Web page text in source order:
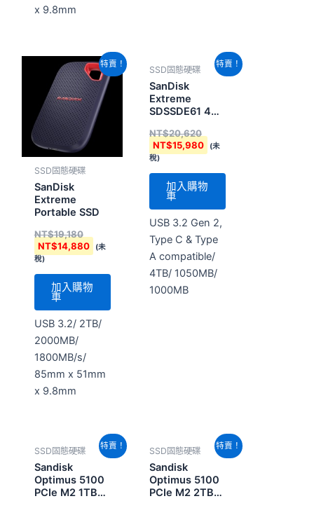
x 9.8mm
特賣！
SSD固態硬碟
SanDisk
Extreme
Portable SSD
NT$19,180
原
始
價
格：
NT$19,180。
NT$14,880
目
前
價
格：
NT$14,880。
(未
稅)
加入購物
車
USB 3.2/ 2TB/
2000MB/
1800MB/s/
85mm x 51mm
x 9.8mm
特賣！
SSD固態硬碟
SanDisk
Extreme
SDSSDE61 4TB
NT$20,620
NT$20,620。
NT$15,980
目
前
NT$15,980。
(未
稅)
加入購物
車
USB 3.2 Gen 2,
Type C & Type
A compatible/
4TB/ 1050MB/
1000MB
特賣！
SSD固態硬碟
Sandisk
Optimus 5100
PCIe M2 1TB
始
格：
NT$10,460。
格：
NT$8,080。
特賣！
SSD固態硬碟
Sandisk
Optimus 5100
PCIe M2 2TB
格：
NT$20,000。
目
格：
NT$15,500。